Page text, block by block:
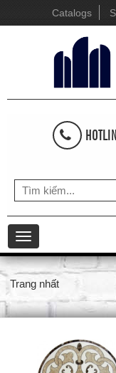
Catalogs
Toggle
navigation
Trang nhất